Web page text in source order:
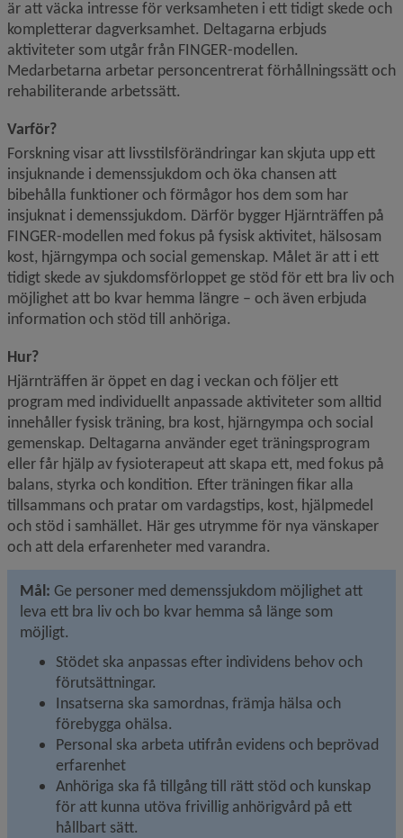
är att väcka intresse för verksamheten i ett tidigt skede och
kompletterar dagverksamhet. Deltagarna erbjuds
aktiviteter som utgår från FINGER-modellen.
Medarbetarna arbetar personcentrerat förhållningssätt och
rehabiliterande arbetssätt.
Varför?
Forskning visar att livsstilsförändringar kan skjuta upp ett
insjuknande i demenssjukdom och öka chansen att
bibehålla funktioner och förmågor hos dem som har
insjuknat i demenssjukdom. Därför bygger Hjärnträffen på
FINGER-modellen med fokus på fysisk aktivitet, hälsosam
kost, hjärngympa och social gemenskap. Målet är att i ett
tidigt skede av sjukdomsförloppet ge stöd för ett bra liv och
möjlighet att bo kvar hemma längre – och även erbjuda
information och stöd till anhöriga.
Hur?
Hjärnträffen är öppet en dag i veckan och följer ett
program med individuellt anpassade aktiviteter som alltid
innehåller fysisk träning, bra kost, hjärngympa och social
gemenskap. Deltagarna använder eget träningsprogram
eller får hjälp av fysioterapeut att skapa ett, med fokus på
balans, styrka och kondition. Efter träningen fikar alla
tillsammans och pratar om vardagstips, kost, hjälpmedel
och stöd i samhället. Här ges utrymme för nya vänskaper
och att dela erfarenheter med varandra.
Mål: Ge personer med demenssjukdom möjlighet att
leva ett bra liv och bo kvar hemma så länge som
möjligt.
Stödet ska anpassas efter individens behov och
förutsättningar.
Insatserna ska samordnas, främja hälsa och
förebygga ohälsa.
Personal ska arbeta utifrån evidens och beprövad
erfarenhet
Anhöriga ska få tillgång till rätt stöd och kunskap
för att kunna utöva frivillig anhörigvård på ett
hållbart sätt.